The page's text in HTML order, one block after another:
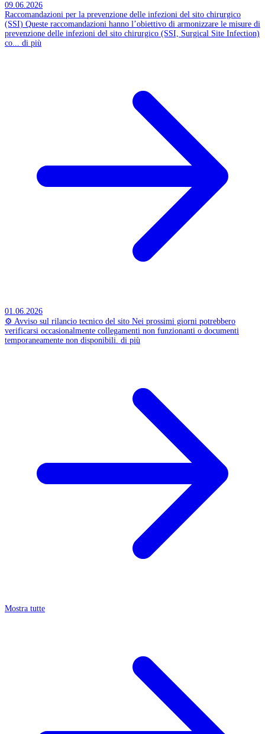
09.06.2026
Raccomandazioni per la prevenzione delle infezioni del sito chirurgico
(SSI) Queste raccomandazioni hanno l’obiettivo di armonizzare le misure di
prevenzione delle infezioni del sito chirurgico (SSI, Surgical Site Infection)
co... di più
01.06.2026
⚙️ Avviso sul rilancio tecnico del sito Nei prossimi giorni potrebbero
verificarsi occasionalmente collegamenti non funzionanti o documenti
temporaneamente non disponibili. di più
Mostra tutte